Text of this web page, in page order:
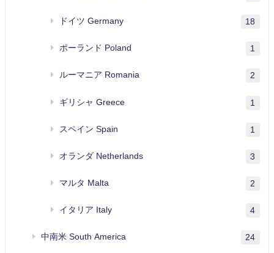
ドイツ Germany 18
ポーランド Poland 1
ルーマニア Romania 2
ギリシャ Greece 1
スペイン Spain 1
オランダ Netherlands 3
マルタ Malta 2
イタリア Italy 4
中南米 South America 24